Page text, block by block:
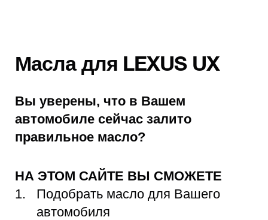
Масла для LEXUS UX
Вы уверены, что в Вашем
автомобиле сейчас залито
правильное масло?
НА ЭТОМ САЙТЕ ВЫ СМОЖЕТЕ
Подобрать масло для Вашего
автомобиля